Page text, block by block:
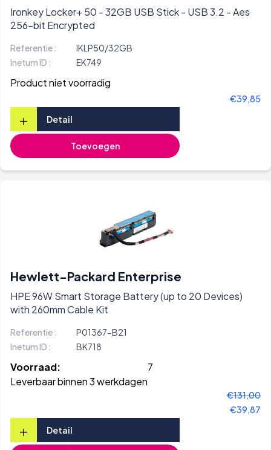
Ironkey Locker+ 50 - 32GB USB Stick - USB 3.2 - Aes
256-bit Encrypted
Referentie :
IKLP50/32GB
Inetum ID :
EK749
Product niet voorradig
€39,85
+ Detail
Toevoegen
Hewlett-Packard Enterprise
HPE 96W Smart Storage Battery (up to 20 Devices)
with 260mm Cable Kit
Referentie :
P01367-B21
Inetum ID :
BK718
Voorraad:
7
Leverbaar binnen 3 werkdagen
€131,00
€39,87
+ Detail